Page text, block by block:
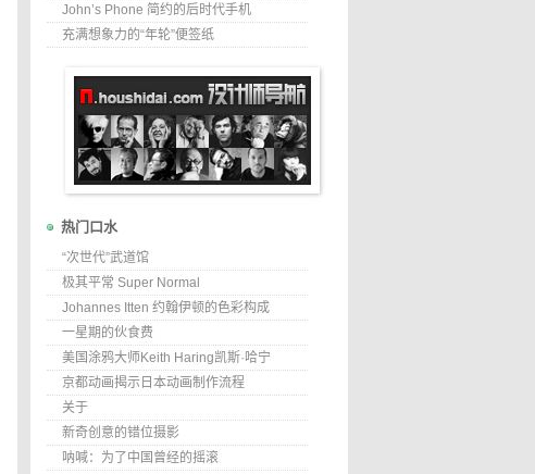
John’s Phone 简约的后时代手机
充满想象力的“年轮”便签纸
热门口水
“次世代”武道馆
极其平常 Super Normal
Johannes Itten 约翰伊顿的色彩构成
一星期的伙食费
美国涂鸦大师Keith Haring凯斯·哈宁
京都动画揭示日本动画制作流程
关于
新奇创意的错位摄影
呐喊：为了中国曾经的摇滚